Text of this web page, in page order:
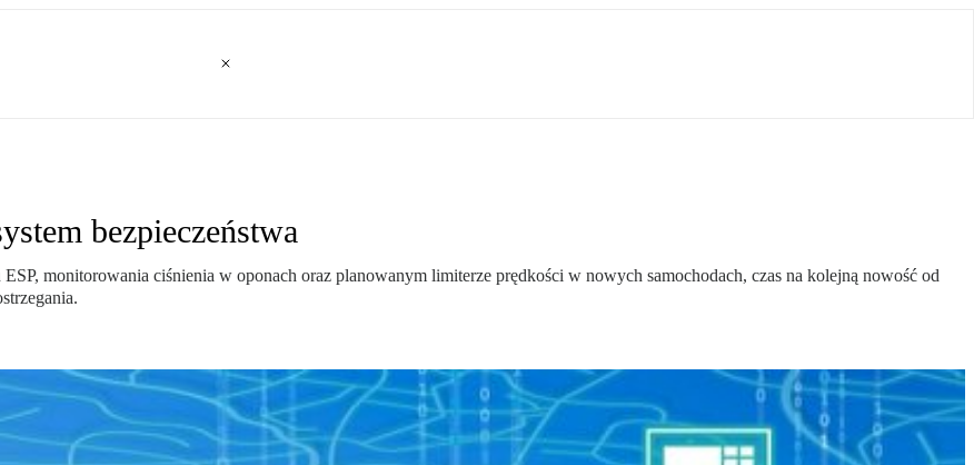
bezpieczeństwa
monitorowania ciśnienia w oponach oraz planowanym limiterze prędkości w nowych samochodach, czas na kolejną nowość od